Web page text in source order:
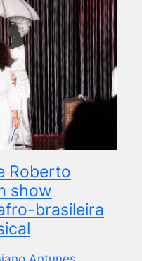
Roberto
show
brasileira